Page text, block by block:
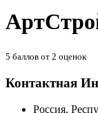
5 баллов от 2 оценок
Контактная
Россия,